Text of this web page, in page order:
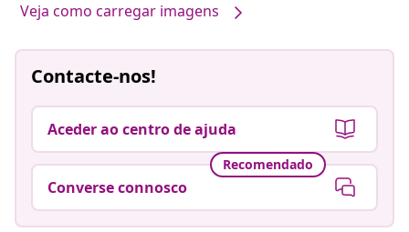
Veja como carregar imagens
Contacte-nos!
Aceder ao centro de ajuda
Recomendado
Converse connosco